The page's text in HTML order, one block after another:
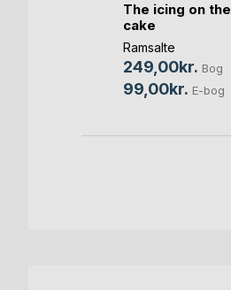
The icing on the
cake
Ramsalte
249,00kr. Bog
99,00kr. E-bog